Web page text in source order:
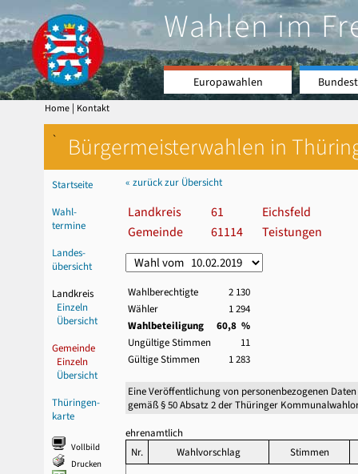
Wahlen im
Europawahlen
Home | Kontakt
` Bürgermeisterwahlen in
Startseite
Wahl-
termine
Landes-
übersicht
Landkreis
Einzeln
Übersicht
Gemeinde
Einzeln
Übersicht
Thüringen-
karte
Vollbild
Drucken
« zurück zur Übersicht
Landkreis 61
Eichsfeld
Gemeinde
61114 Teistungen
Wahlberechtigte
2 130
Wähler
1 294
Wahlbeteiligung
60,8 %
Ungültige Stimmen
11
Gültige Stimmen
1 283
Eine Veröffentlichung von personenbezogenen
gemäß § 50 Absatz 2 der Thüringer
ehrenamtlich
Nr.
Wahlvorschlag Stimmen